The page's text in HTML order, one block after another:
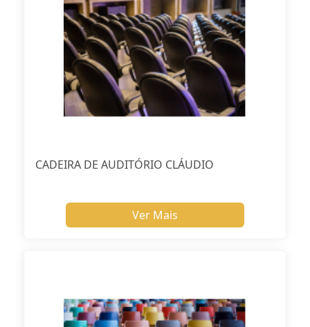
CADEIRA DE AUDITÓRIO CLÁUDIO
Ver Mais